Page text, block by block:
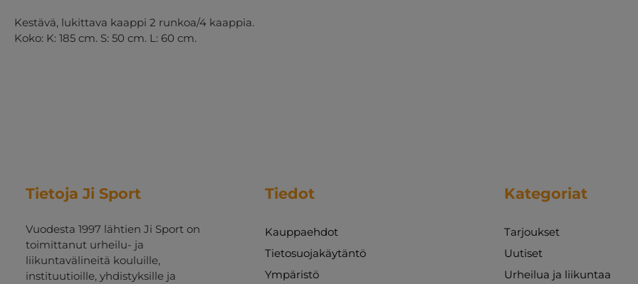
Kestävä, lukittava kaappi 2 runkoa/4 kaappia.
Koko: K: 185 cm. S: 50 cm. L: 60 cm.
Tietoja Ji Sport
Vuodesta 1997 lähtien Ji Sport on
toimittanut urheilu- ja
liikuntavälineitä kouluille,
instituutioille, yhdistyksille ja
Tiedot
Kauppaehdot
Tietosuojakäytäntö
Ympäristö
Kategoriat
Tarjoukset
Uutiset
Urheilua ja liikuntaa